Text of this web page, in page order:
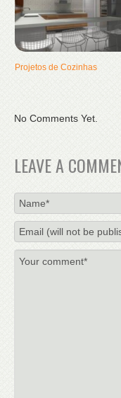
Projetos de Cozinhas
No Comments Yet.
LEAVE A